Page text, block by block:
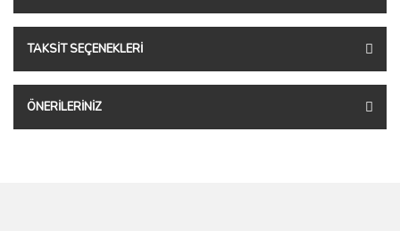
TAKSIT SEÇENEKLERI
ÖNERILERINIZ